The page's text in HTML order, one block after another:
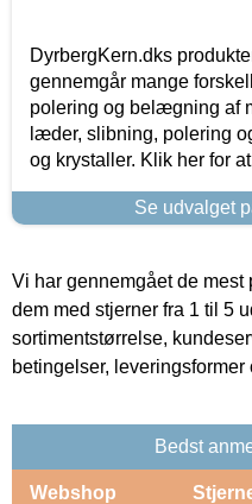
DyrbergKern.dks
gennemgår mange
polering og belægning af
læder, slibning, polering
og krystaller. Klik her for
Se udvalget
Vi har gennemgået de
dem med stjerner fra 1 til 5
sortimentstørrelse,
betingelser,
Bedst
Webshop